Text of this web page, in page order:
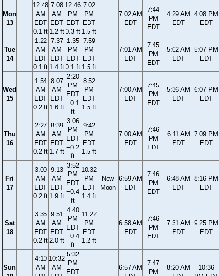
Mon
13
12:48
AM
EDT
0.1 ft
7:08
AM
EDT
1.2 ft
12:46
PM
EDT
0.3 ft
7:02
PM
EDT
1.5 ft
7:02 AM
EDT
7:44
PM
EDT
4:29 AM
EDT
4:08 PM
EDT
Tue
14
1:22
AM
EDT
0.1 ft
7:37
AM
EDT
1.4 ft
1:35
PM
EDT
0.1 ft
7:59
PM
EDT
1.5 ft
7:01 AM
EDT
7:45
PM
EDT
5:02 AM
EDT
5:07 PM
EDT
Wed
15
1:54
AM
EDT
0.2 ft
8:07
AM
EDT
1.6 ft
2:20
PM
EDT
−0.1
ft
8:52
PM
EDT
1.5 ft
7:00 AM
EDT
7:45
PM
EDT
5:36 AM
EDT
6:07 PM
EDT
Thu
16
2:27
AM
EDT
0.2 ft
8:39
AM
EDT
1.7 ft
3:06
PM
EDT
−0.2
ft
9:42
PM
EDT
1.5 ft
7:00 AM
EDT
7:46
PM
EDT
6:11 AM
EDT
7:09 PM
EDT
Fri
17
3:00
AM
EDT
0.2 ft
9:13
AM
EDT
1.9 ft
3:52
PM
EDT
−0.4
ft
10:32
PM
EDT
1.4 ft
New
Moon
6:59 AM
EDT
7:46
PM
EDT
6:48 AM
EDT
8:16 PM
EDT
Sat
18
3:35
AM
EDT
0.2 ft
9:51
AM
EDT
2.0 ft
4:40
PM
EDT
−0.4
ft
11:22
PM
EDT
1.2 ft
6:58 AM
EDT
7:46
PM
EDT
7:31 AM
EDT
9:25 PM
EDT
Sun
4:10
AM
10:32
AM
5:32
PM
EDT
6:57 AM
7:47
PM
8:20 AM
10:36